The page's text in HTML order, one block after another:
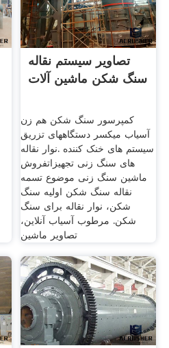
تصاویر سیستم نقاله
سنگ شکن ماشین آلات
کمپرسور سنگ شکن هم زن
آسیاب میکسر دستگاههای تزریق
سیستم های خنک کننده .نوار نقاله
های سنگ زنی تجهیزاتفروش
ماشین سنگ زنی موضوع تسمه
نقاله سنگ شکن اولیه سنگ
شکن، نوار نقاله برای سنگ
شکن. مرطوب آسیاب آنلاین،
تصاویر ماشین